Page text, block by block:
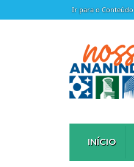
Ir para o Conteúdo
INÍCIO